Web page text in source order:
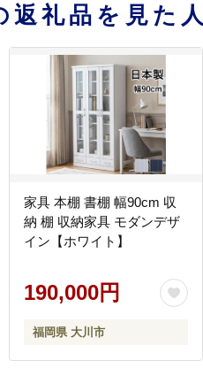
返礼品を見た
家具 本棚 書棚 幅90cm 収
納 棚 収納家具 モダンデザ
イン【ホワイト】
190,000円
福岡県 大川市